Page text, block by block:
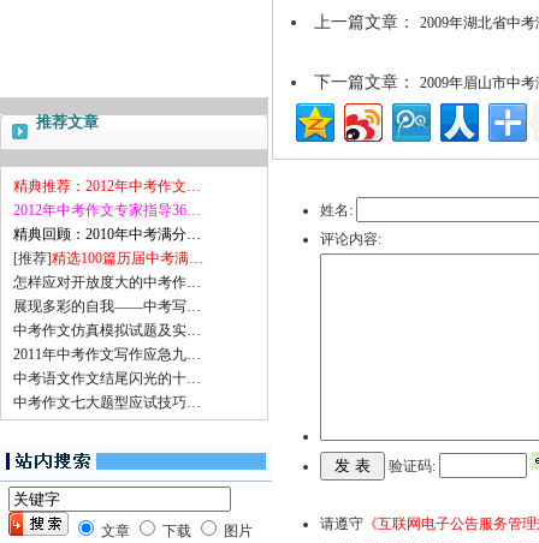
推荐文章
精典推荐：2012年中考作文…
2012年中考作文专家指导36…
精典回顾：2010年中考满分…
[推荐]精选100篇历届中考满…
怎样应对开放度大的中考作…
展现多彩的自我——中考写…
中考作文仿真模拟试题及实…
2011年中考作文写作应急九…
中考语文作文结尾闪光的十…
中考作文七大题型应试技巧…
文章 下载 图片
上一篇文章： 2009年湖北省中
下一篇文章： 2009年眉山市中
姓名:
评论内容:
验证码:
请遵守 《互联网电子公告服务管